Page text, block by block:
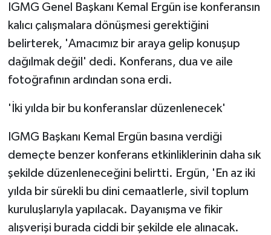
IGMG Genel Başkanı Kemal Ergün ise konferansın
kalıcı çalışmalara dönüşmesi gerektiğini
belirterek, 'Amacımız bir araya gelip konuşup
dağılmak değil' dedi. Konferans, dua ve aile
fotoğrafının ardından sona erdi.
'İki yılda bir bu konferanslar düzenlenecek'
IGMG Başkanı Kemal Ergün basına verdiği
demeçte benzer konferans etkinliklerinin daha sık
şekilde düzenleneceğini belirtti. Ergün, 'En az iki
yılda bir sürekli bu dini cemaatlerle, sivil toplum
kuruluşlarıyla yapılacak. Dayanışma ve fikir
alışverişi burada ciddi bir şekilde ele alınacak.